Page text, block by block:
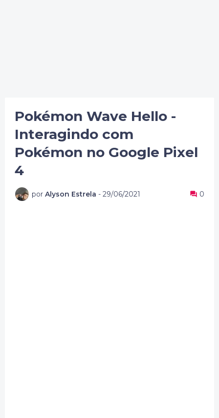
Pokémon Wave Hello -
Interagindo com
Pokémon no Google Pixel
4
por Alyson Estrela - 29/06/2021 0